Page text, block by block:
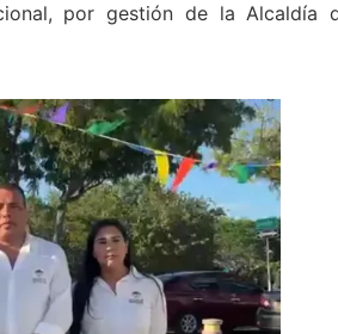
por gestión de la Alcaldía